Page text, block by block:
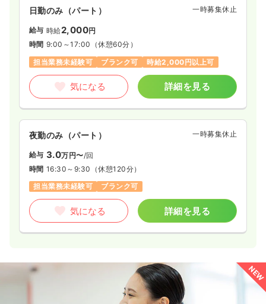
日勤のみ（パート） 一時募集休止
給与 時給2,000円
時間 9:00～17:00 （休憩60分）
担当業務未経験可
ブランク可 時給2,000円以上可
気になる 詳細を見る
夜勤のみ（パート） 一時募集休止
給与 3.0万円〜/回
時間 16:30～9:30 （休憩120分）
担当業務未経験可
ブランク可
気になる 詳細を見る
NEW